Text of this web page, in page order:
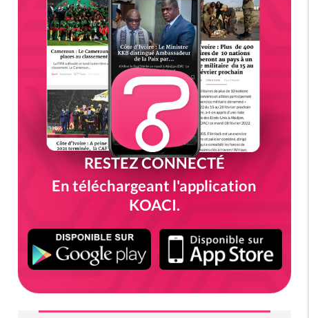
RESTEZ CONNECTÉ
En téléchargeant l'application
KOACI.